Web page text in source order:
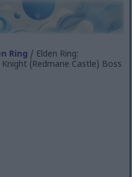
Ring / Elden Ring:
(Redmane Castle) Boss